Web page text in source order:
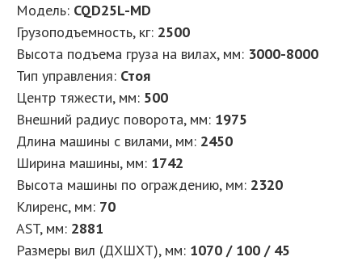
Модель: CQD25L-MD
Грузоподъемность, кг: 2500
Высота подъема груза на вилах, мм: 3000-8000
Тип управления: Стоя
Центр тяжести, мм: 500
Внешний радиус поворота, мм: 1975
Длина машины с вилами, мм: 2450
Ширина машины, мм: 1742
Высота машины по ограждению, мм: 2320
Клиренс, мм: 70
AST, мм: 2881
Размеры вил (ДXШXТ), мм: 1070 / 100 / 45